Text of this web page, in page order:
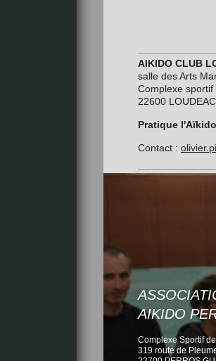
AIKIDO CLUB
salle des Arts
Complexe sportif
22600 LOUDEAC
Pratique l'Aïkido
Contact :
AIKIDO
Complexe Sportif
319 route de